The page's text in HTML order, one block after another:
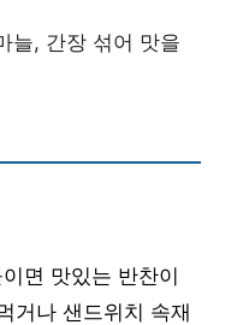
늘, 간장 섞어 맛을
면 맛있는 반찬이
거나 샌드위치 속재